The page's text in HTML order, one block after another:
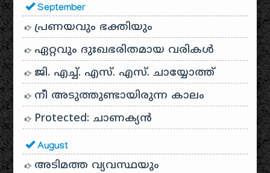
September
പ്രണയവും ഭക്തിയും
ഏറ്റവും ദുഃഖഭരിതമായ വരികൾ
ജി. എച്ച്. എസ്. എസ്. ചായ്യോത്ത്
നീ അടുത്തുണ്ടായിരുന്ന കാലം
Protected: ചാണക്യന്‍
August
അടിമത്ത വ്യവസ്ഥയും